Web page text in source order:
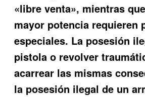
«libre venta», mientras
mayor potencia requieren
especiales. La posesión
pistola o revolver
acarrear las mismas
la posesión ilegal de un